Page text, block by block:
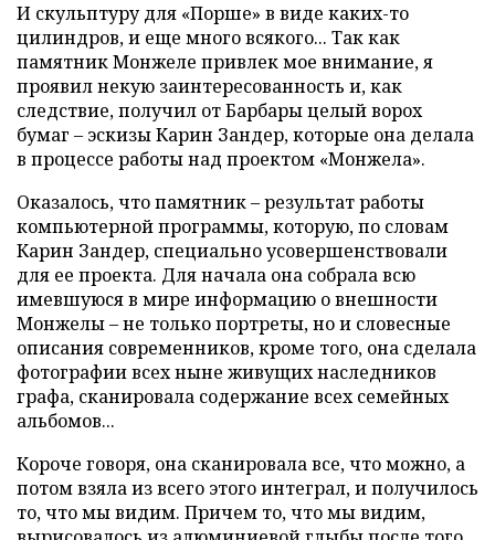
И скульптуру для «Порше» в виде каких-то
цилиндров, и еще много всякого... Так как
памятник Монжеле привлек мое внимание, я
проявил некую заинтересованность и, как
следствие, получил от Барбары целый ворох
бумаг – эскизы Карин Зандер, которые она делала
в процессе работы над проектом «Монжела».
Оказалось, что памятник – результат работы
компьютерной программы, которую, по словам
Карин Зандер, специально усовершенствовали
для ее проекта. Для начала она собрала всю
имевшуюся в мире информацию о внешности
Монжелы – не только портреты, но и словесные
описания современников, кроме того, она сделала
фотографии всех ныне живущих наследников
графа, сканировала содержание всех семейных
альбомов...
Короче говоря, она сканировала все, что можно, а
потом взяла из всего этого интеграл, и получилось
то, что мы видим. Причем то, что мы видим,